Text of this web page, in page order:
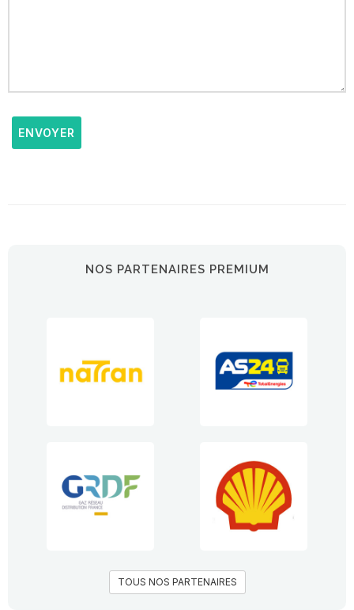
ENVOYER
NOS PARTENAIRES PREMIUM
TOUS NOS PARTENAIRES